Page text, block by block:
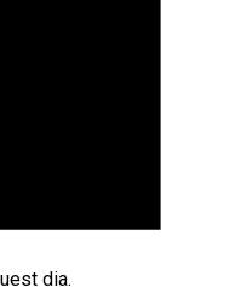
dia.